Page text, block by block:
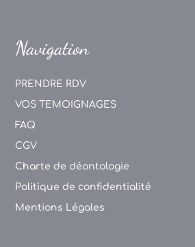
Navigation
PRENDRE RDV
VOS TEMOIGNAGES
FAQ
CGV
Charte de déontologie
Politique de confidentialité
Mentions Légales